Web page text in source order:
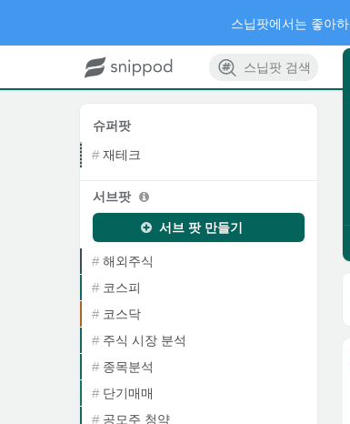
스닙팟 검색
슈퍼팟
재테크
서브팟
서브 팟 만들기
해외주식
코스피
코스닥
주식 시장 분석
종목분석
단기매매
공모주 청약
스닙팟에서는 좋아